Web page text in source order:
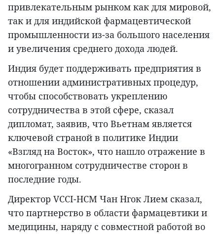
привлекательным рынком как для мировой,
так и для индийской фармацевтической
промышленности из-за большого населения
и увеличения среднего дохода людей.
Индия будет поддерживать предприятия в
отношении административных процедур,
чтобы способствовать укреплению
сотрудничества в этой сфере, сказал
дипломат, заявив, что Вьетнам является
ключевой страной в политике Индии
«Взгляд на Восток», что нашло отражение в
многогранном сотрудничестве сторон в
последние годы.
Директор VCCI-HCM Чан Нгок Лием сказал,
что партнерство в области фармацевтики и
медицины, наряду с совместной работой во